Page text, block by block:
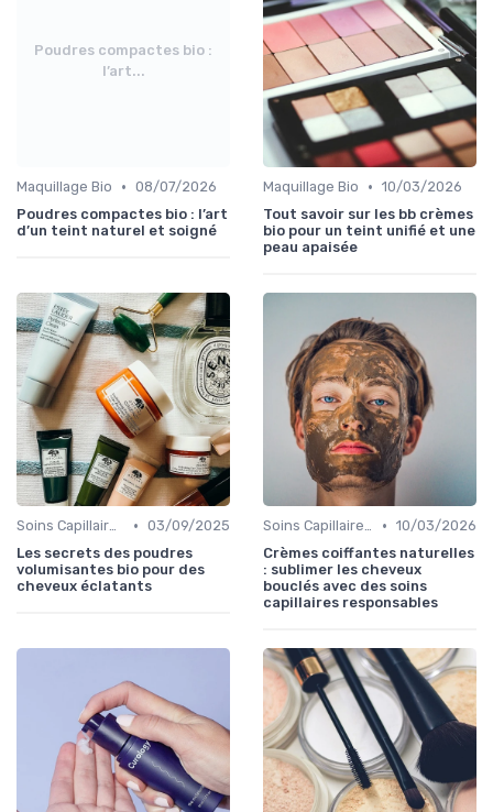
Poudres compactes bio :
l’art...
Maquillage Bio • 08/07/2026
Poudres compactes bio : l’art
d’un teint naturel et soigné
Maquillage Bio • 10/03/2026
Tout savoir sur les bb crèmes
bio pour un teint unifié et une
peau apaisée
Soins Capillaires Bio • 03/09/2025
Les secrets des poudres
volumisantes bio pour des
cheveux éclatants
Soins Capillaires Bio • 10/03/2026
Crèmes coiffantes naturelles
: sublimer les cheveux
bouclés avec des soins
capillaires responsables